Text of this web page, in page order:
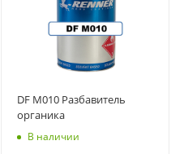
DF M010 Разбавитель
органика
В наличии